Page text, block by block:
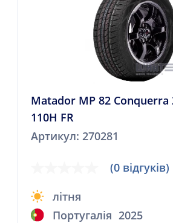
Matador MP 82 Conquerra
110H FR
Артикул: 270281
(0 відгуків)
літня
Португалія 2025